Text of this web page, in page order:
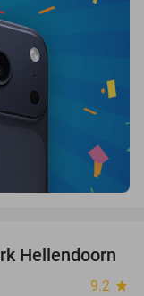
41%
Hellendoorn
9.2 star